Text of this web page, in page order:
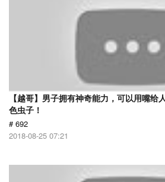
【越哥】男子拥有神奇能力，可以用嘴给
色虫子！
# 692
2018-08-25 07:21